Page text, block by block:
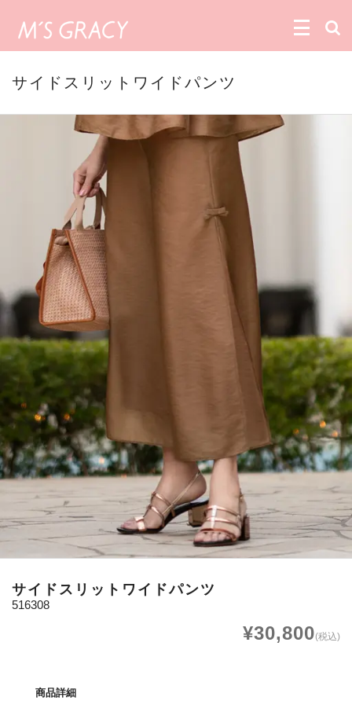
サイドスリットワイドパンツ
サイドスリットワイドパンツ
516308
¥30,800(税込)
商品詳細